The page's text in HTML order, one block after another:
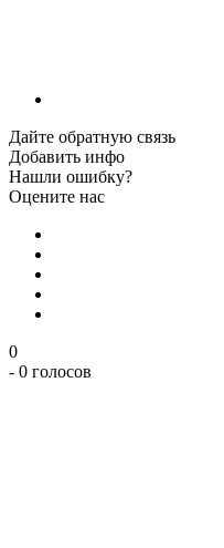
Дайте обратную связь
Добавить инфо
Нашли ошибку?
Оцените нас
0
- 0 голосов